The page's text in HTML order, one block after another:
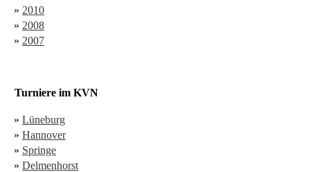
» 2010
» 2008
» 2007
Turniere im KVN
» Lüneburg
» Hannover
» Springe
» Delmenhorst